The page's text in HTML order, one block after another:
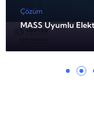
Çözüm
Sepetli